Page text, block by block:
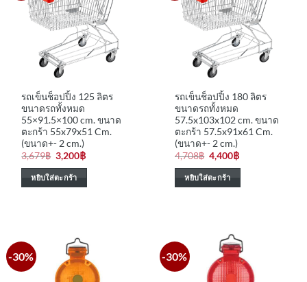
รถเข็นช็อปปิ้ง 125 ลิตร
ขนาดรถทั้งหมด
55×91.5×100 cm. ขนาด
ตะกร้า 55x79x51 Cm.
(ขนาด+- 2 cm.)
3,679฿ Original
price
was:
3,679฿.
3,200฿Current
หยิบใส่ตะกร้า
รถเข็นช็อปปิ้ง 180 ลิตร
ขนาดรถทั้งหมด
57.5x103x102 cm. ขนาด
ตะกร้า 57.5x91x61 Cm.
(ขนาด+- 2 cm.)
4,708฿ Original
price
was:
4,708฿.
4,400฿Current
หยิบใส่ตะกร้า
-30% -30%